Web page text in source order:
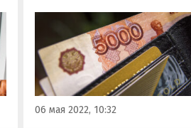
Тем самым уровень
кредитных заявок рухнул до
минимумов восьмилетней
давности, пишет РБК со
ссылкой на статистику бюро
кредитных историй
«Эквифакс».
06 мая 2022, 10:32